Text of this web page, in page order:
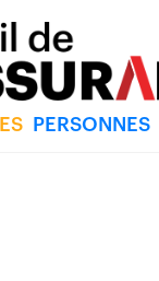
PERSONNES